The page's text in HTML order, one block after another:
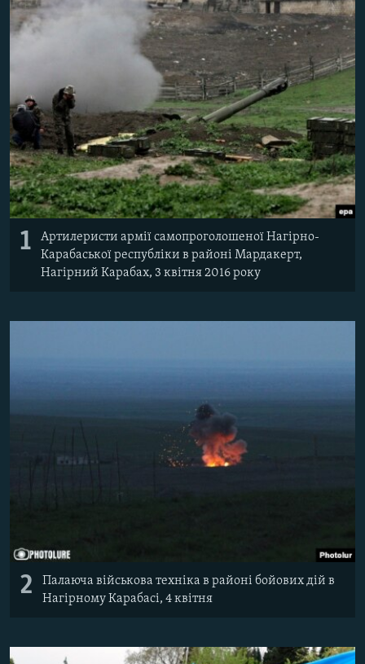
ВІДЕОУРОКИ «ELIFBE»
УКРАЇНСЬКА ПРОБЛЕМА КРИМУ
ІНФОГРАФІКА
Русский
ДОЛУЧАЙСЯ!
Усі сайти RFE/RL
1
Артилеристи армії самопроголошеної Нагірно-
Карабаської республіки в районі Мардакерт,
Нагірний Карабах, 3 квітня 2016 року
2
Палаюча військова техніка в районі бойових дій в
Нагірному Карабасі, 4 квітня